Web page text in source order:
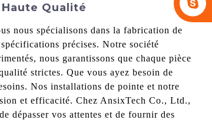
Qualité
nous spécialisons dans la fabrication de
précises. Notre société
nous garantissons que chaque pièce
strictes. Que vous ayez besoin de
Nos installations de pointe et notre
et efficacité. Chez AnsixTech Co., Ltd.,
dépasser vos attentes et de fournir des